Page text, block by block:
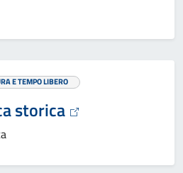
E TEMPO LIBERO
storica